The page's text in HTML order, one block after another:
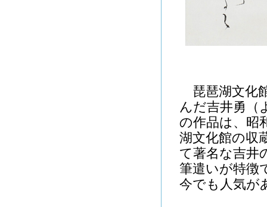
琵琶湖文化
んだ吉井勇（
の作品は、昭
湖文化館の収
て著名な吉井
筆遣いが特徴
今でも人気が